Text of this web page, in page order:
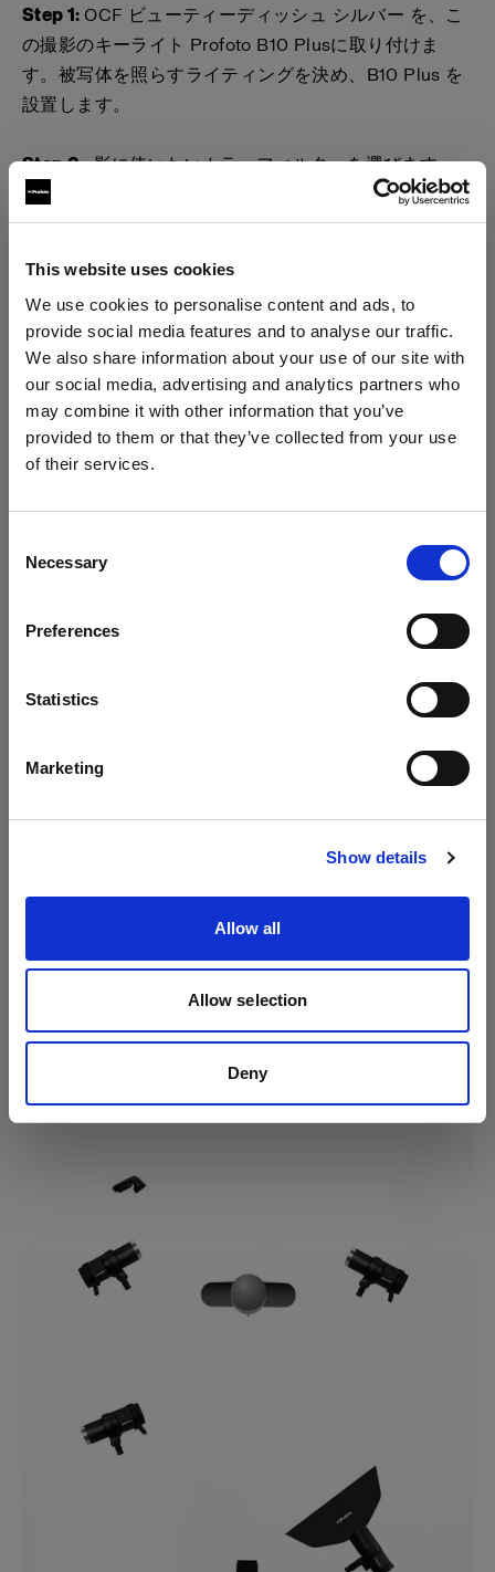
This website uses cookies
We use cookies to personalise content and ads, to
provide social media features and to analyse our traffic.
We also share information about your use of our site with
our social media, advertising and analytics partners who
may combine it with other information that you’ve
provided to them or that they’ve collected from your use
of their services.
Selection
Necessary
Preferences
Statistics
Marketing
Show details
Allow all
Allow selection
Deny
地域を変更しますか？
Spain
サイトにアクセス
Step 1:OCF ビューティーディッシュ シルバー を、こ
の撮影のキーライト Profoto B10 Plusに取り付けま
す。被写体を照らすライティングを決め、B10 Plus を
設置します。
Step 2:影に使いたいカラーフィルターを選びます。
この写真では、
は、 OCF カラーフィルタース
タートキット の中から、3色 - "ピーコックブルー" "ラ
い背景で、けれどいつもと違った興味深い写真に仕上
げました。
Step 3:この撮影のように、似たような色を複数使う場
合は、Profoto A1X をリムライトとして使用して、それ
ぞれの色が混じり合わないようにします。 背後から髪
まないよう、それぞれの色を切り離しました。
ビューティーディッシュ シルバーを使うことで、より
強い影とコントラストが生まれ、カラーフィルターの